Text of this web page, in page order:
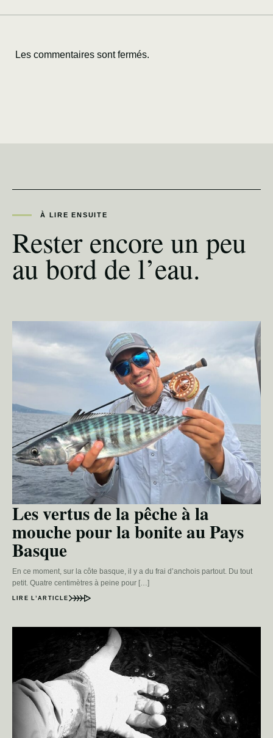
Les commentaires sont fermés.
À LIRE ENSUITE
Rester encore un peu
au bord de l’eau.
Les vertus de la pêche à la
mouche pour la bonite au Pays
Basque
En ce moment, sur la côte basque, il y a du frai d’anchois partout. Du tout
petit. Quatre centimètres à peine pour […]
LIRE L’ARTICLE